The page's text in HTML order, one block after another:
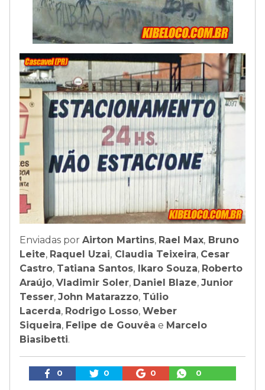
Enviadas por Airton Martins, Rael Max, Bruno
Leite, Raquel Uzai, Claudia Teixeira, Cesar
Castro, Tatiana Santos, Ikaro Souza, Roberto
Araújo, Vladimir Soler, Daniel Blaze, Junior
Tesser, John Matarazzo, Túlio
Lacerda, Rodrigo Losso, Weber
Siqueira, Felipe de Gouvêa e Marcelo
Biasibetti.
0 0 0 0